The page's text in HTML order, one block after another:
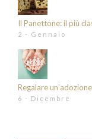
Il Panettone: il più
2 - Gennaio
Regalare
6 - Dicembre